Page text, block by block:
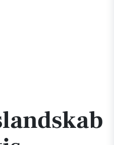
adgang til Egtvedpigens